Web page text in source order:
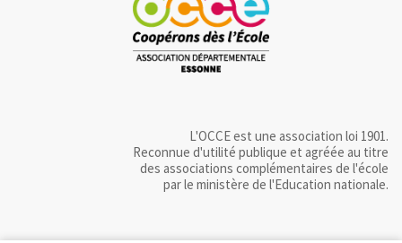
L'OCCE est une association loi 1901.
Reconnue d'utilité publique et agréée au titre
des associations complémentaires de l'école
par le ministère de l'Education nationale.